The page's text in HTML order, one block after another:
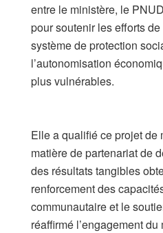
entre le ministère, le
pour soutenir les efforts
système de protection
l’autonomisation
plus vulnérables.
​Elle a qualifié ce projet de
matière de partenariat de
des résultats tangibles
renforcement des
communautaire et le
réaffirmé l’engagement